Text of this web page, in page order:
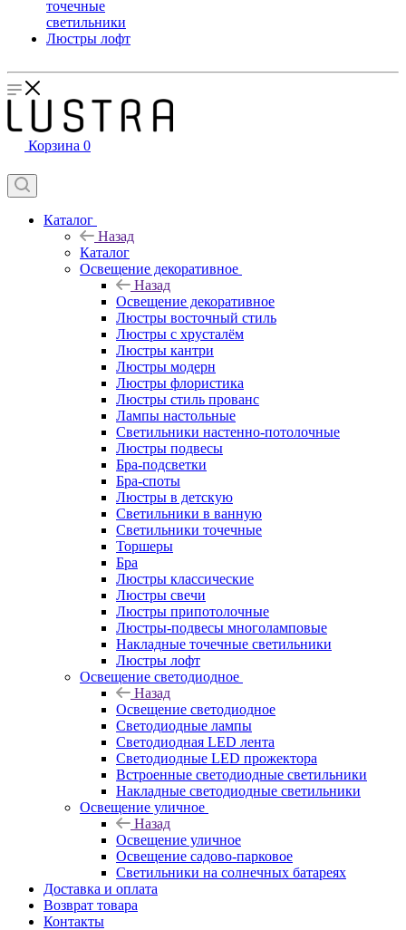
точечные
светильники
Люстры лофт
Корзина 0
Каталог
Назад
Каталог
Освещение декоративное
Назад
Освещение декоративное
Люстры восточный стиль
Люстры с хрусталём
Люстры кантри
Люстры модерн
Люстры флористика
Люстры стиль прованс
Лампы настольные
Светильники настенно-потолочные
Люстры подвесы
Бра-подсветки
Бра-споты
Люстры в детскую
Светильники в ванную
Светильники точечные
Торшеры
Бра
Люстры классические
Люстры свечи
Люстры припотолочные
Люстры-подвесы многоламповые
Накладные точечные светильники
Люстры лофт
Освещение светодиодное
Назад
Освещение светодиодное
Светодиодные лампы
Светодиодная LED лента
Светодиодные LED прожектора
Встроенные светодиодные светильники
Накладные светодиодные светильники
Освещение уличное
Назад
Освещение уличное
Освещение садово-парковое
Светильники на солнечных батареях
Доставка и оплата
Возврат товара
Контакты